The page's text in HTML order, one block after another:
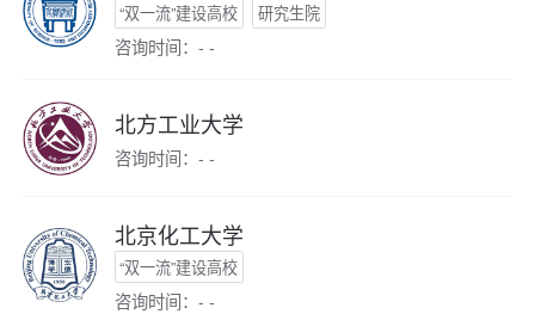
“双一流”建设高校 研究生院
咨询时间：- -
北方工业大学
咨询时间：- -
北京化工大学
“双一流”建设高校
咨询时间：- -